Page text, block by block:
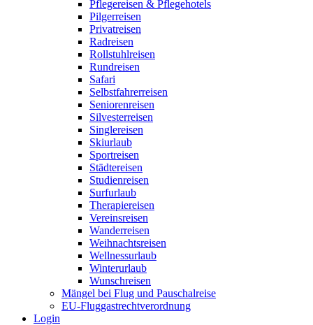
Pflegereisen & Pflegehotels
Pilgerreisen
Privatreisen
Radreisen
Rollstuhlreisen
Rundreisen
Safari
Selbstfahrerreisen
Seniorenreisen
Silvesterreisen
Singlereisen
Skiurlaub
Sportreisen
Städtereisen
Studienreisen
Surfurlaub
Therapiereisen
Vereinsreisen
Wanderreisen
Weihnachtsreisen
Wellnessurlaub
Winterurlaub
Wunschreisen
Mängel bei Flug und Pauschalreise
EU-Fluggastrechtverordnung
Login